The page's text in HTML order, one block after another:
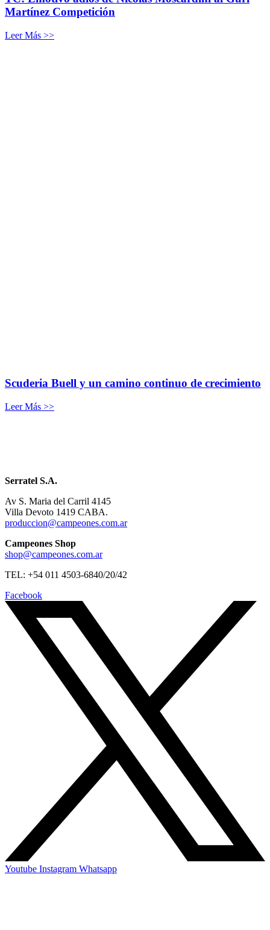
Martínez Competición
Leer Más >>
Scuderia Buell y un camino continuo de crecimiento
Leer Más >>
Serratel S.A.
Av S. Maria del Carril 4145
Villa Devoto 1419 CABA.
produccion@campeones.com.ar
Campeones Shop
shop@campeones.com.ar
TEL: +54 011 4503-6840/20/42
Facebook
Youtube Instagram Whatsapp